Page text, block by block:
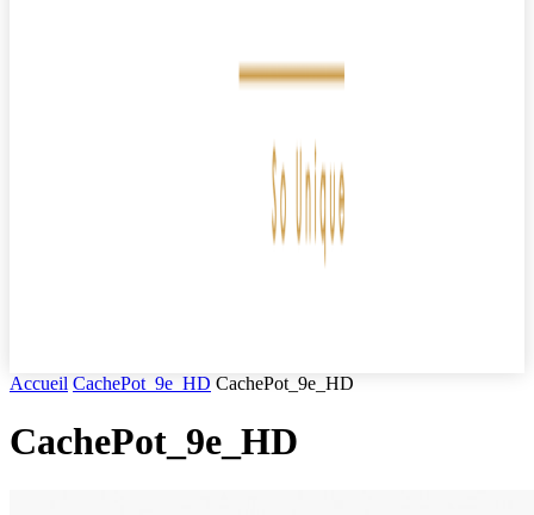
Accueil CachePot_9e_HD CachePot_9e_HD
CachePot_9e_HD